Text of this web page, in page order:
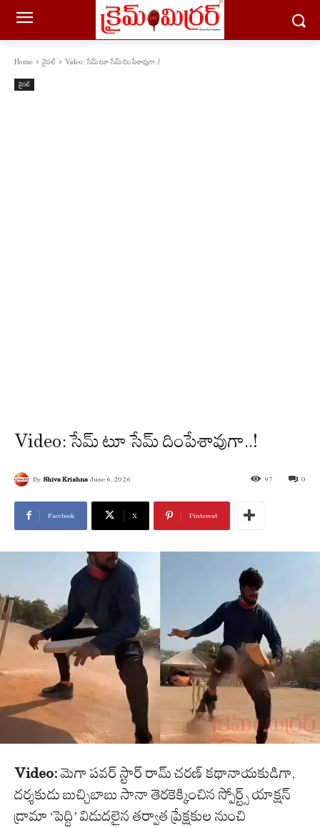
Home వైరల్ Video: సేమ్ టూ సేమ్ దింపేశావుగా..!
వైరల్
Video: సేమ్ టూ సేమ్ దింపేశావుగా..!
By Shiva Krishna June 6, 2026 0
97
Facebook X Pinterest
Video: మెగా పవర్ స్టార్ రామ్ చరణ్ కథానాయకుడిగా,
దర్శకుడు బుచ్చిబాబు సానా తెరకెక్కించిన స్పోర్ట్స్ యాక్షన్
డ్రామా ‘పెద్ది’ విడుదలైన తర్వాత ప్రేక్షకుల నుంచి